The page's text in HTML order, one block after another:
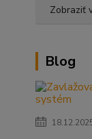
Zobraziť
Blog